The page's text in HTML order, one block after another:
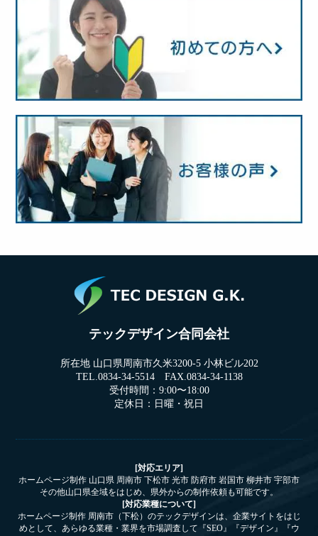
テックデザイン合同会社
所在地 山口県周南市久米3200-5 小林ビル202
TEL.0834-34-5514 FAX.0834-34-1138
受付時間：9:00〜18:00
定休日：日曜・祝日
[対応エリア]
ホームページ制作 山口県 周南市 下松市 光市 防府市 岩国市 柳井市 宇部市
その他山口県全域をはじめ、県外からの制作依頼も可能です。
[対応業種について]
ホームページ制作 周南市（下松）のテックデザインは、企業サイトをはじ
めとして、あらゆる業種・業界を市場調査して『SEO』『デザイン』『ウ